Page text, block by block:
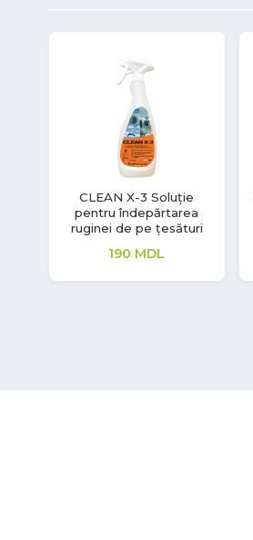
Masca medicala de
protectie
12 MDL